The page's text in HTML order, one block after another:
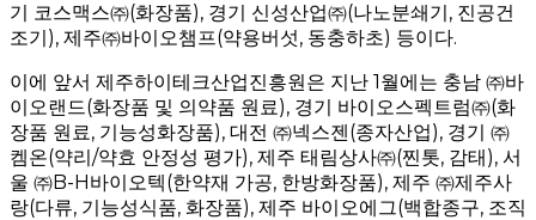
기 코스맥스㈜(화장품), 경기 신성산업㈜(나노분쇄기, 진공건
조기), 제주㈜바이오챔프(약용버섯, 동충하초) 등이다.
이에 앞서 제주하이테크산업진흥원은 지난 1월에는 충남 ㈜바
이오랜드(화장품 및 의약품 원료), 경기 바이오스펙트럼㈜(화
장품 원료, 기능성화장품), 대전 ㈜넥스젠(종자산업), 경기 ㈜
켐온(약리/약효 안정성 평가), 제주 태림상사㈜(찐톳, 감태), 서
울 ㈜B-H바이오텍(한약재 가공, 한방화장품), 제주 ㈜제주사
랑(다류, 기능성식품, 화장품), 제주 바이오에그(백합종구, 조직